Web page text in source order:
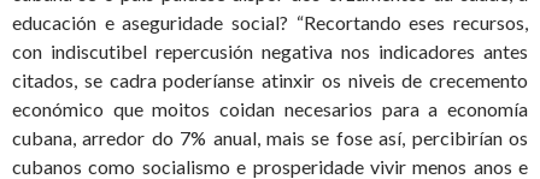
educación e aseguridade social? “Recortando eses recursos,
con indiscutibel repercusión negativa nos indicadores antes
citados, se cadra poderíanse atinxir os niveis de crecemento
económico que moitos coidan necesarios para a economía
cubana, arredor do 7% anual, mais se fose así, percibirían os
cubanos como socialismo e prosperidade vivir menos anos e